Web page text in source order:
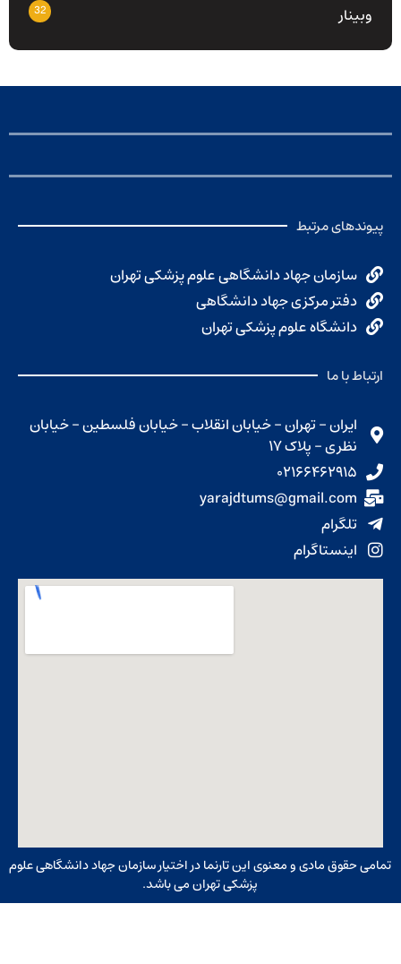
وبینار 32
پیوندهای مرتبط
سازمان جهاد دانشگاهی علوم پزشکی تهران
دفتر مرکزی جهاد دانشگاهی
دانشگاه علوم پزشکی تهران
ارتباط با ما
ایران - تهران - خیابان انقلاب - خیابان فلسطین - خیابان
نظری - پلاک ۱۷
۰۲۱۶۶۴۶۲۹۱۵
yarajdtums@gmail.com
تلگرام
اینستاگرام
حقوق مادی و معنوی این تارنما در اختیار سازمان جهاد دانشگاهی علوم
پزشکی تهران می باشد.